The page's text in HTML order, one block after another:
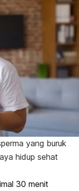
yang buruk
hidup sehat
30 menit